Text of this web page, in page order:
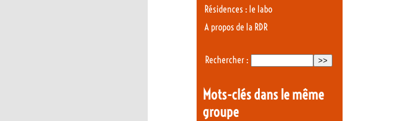
Résidences : le labo
A propos de la RDR
Rechercher :
Mots-clés dans le même
groupe